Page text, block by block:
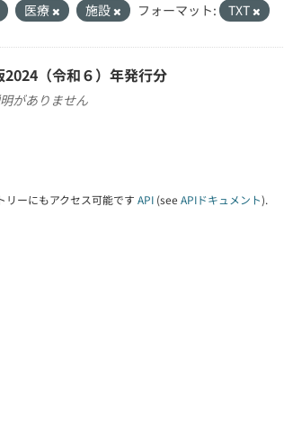
医療 施設 フォーマット: TXT
（令和６）年発行分
がありません
リーにもアクセス可能です API (see APIドキュメント).